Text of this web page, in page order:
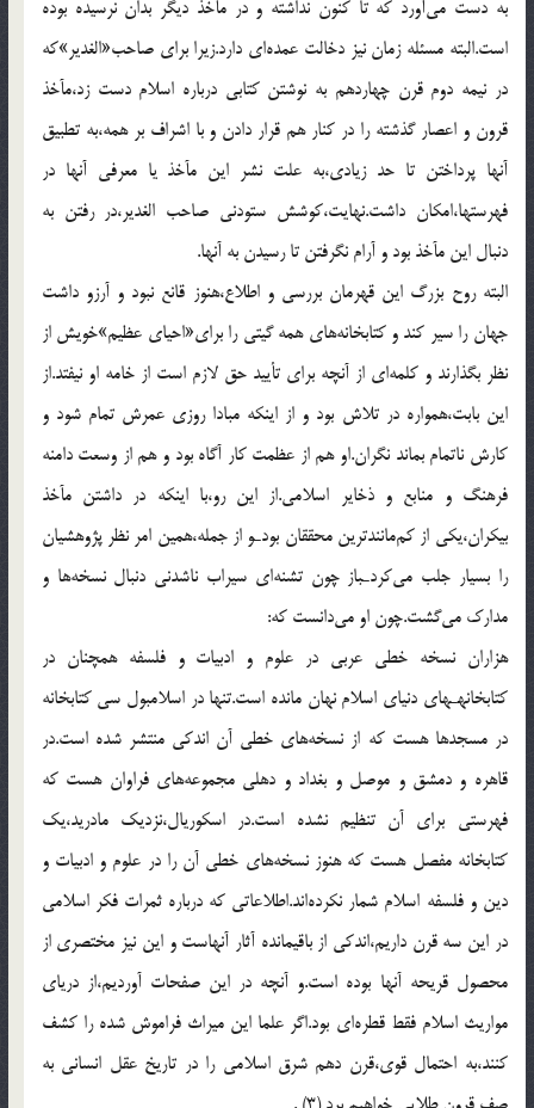
به دست مى‌آورد كه تا كنون نداشته و در مآخذ ديگر بدان نرسيده بوده
است.البته مسئله زمان نيز دخالت عمده‌اى دارد.زيرا براى صاحب«الغدير»كه
در نيمه دوم قرن چهاردهم به نوشتن كتابى درباره اسلام دست زد،مآخذ
قرون و اعصار گذشته را در كنار هم قرار دادن و با اشراف بر همه،به تطبيق
آنها پرداختن تا حد زيادى،به علت نشر اين مآخذ يا معرفى آنها در
فهرستها،امكان داشت.نهايت،كوشش ستودنى صاحب الغدير،در رفتن به
دنبال اين مآخذ بود و آرام نگرفتن تا رسيدن به آنها.
البته روح بزرگ اين قهرمان بررسى و اطلاع،هنوز قانع نبود و آرزو داشت
جهان را سير كند و كتابخانه‌هاى همه گيتى را براى«احياى عظيم»خويش از
نظر بگذارند و كلمه‌اى از آنچه براى تأييد حق لازم است از خامه او نيفتد.از
اين بابت،همواره در تلاش بود و از اينكه مبادا روزى عمرش تمام شود و
كارش ناتمام بماند نگران.او هم از عظمت كار آگاه بود و هم از وسعت دامنه
فرهنگ و منابع و ذخاير اسلامى.از اين رو،با اينكه در داشتن مآخذ
بيكران،يكى از كم‌مانندترين محققان بودـو از جمله،همين امر نظر پژوهشيان
را بسيار جلب مى‌كردـباز چون تشنه‌اى سيراب ناشدنى دنبال نسخه‌ها و
مدارك مى‌گشت.چون او مى‌دانست كه:
هزاران نسخه خطى عربى در علوم و ادبيات و فلسفه همچنان در
كتابخانهـهاى دنياى اسلام نهان مانده است.تنها در اسلامبول سى كتابخانه
در مسجدها هست كه از نسخه‌هاى خطى آن اندكى منتشر شده است.در
قاهره و دمشق و موصل و بغداد و دهلى مجموعه‌هاى فراوان هست كه
فهرستى براى آن تنظيم نشده است.در اسكوريال،نزديك مادريد،يك
كتابخانه مفصل هست كه هنوز نسخه‌هاى خطى آن را در علوم و ادبيات و
دين و فلسفه اسلام شمار نكرده‌اند.اطلاعاتى كه درباره ثمرات فكر اسلامى
در اين سه قرن داريم،اندكى از باقيمانده آثار آنهاست و اين نيز مختصرى از
محصول قريحه آنها بوده است.و آنچه در اين صفحات آورديم،از درياى
مواريث اسلام فقط قطره‌اى بود.اگر علما اين ميراث فراموش شده را كشف
كنند،به احتمال قوى،قرن دهم شرق اسلامى را در تاريخ عقل انسانى به